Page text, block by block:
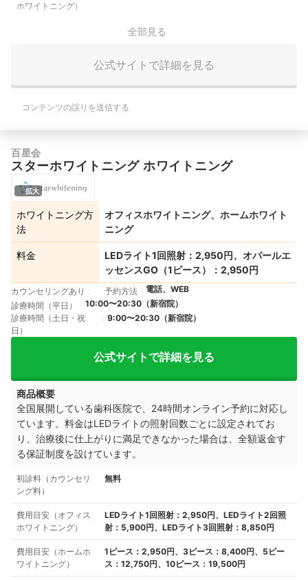
ホワイトニング）
全部見る
公式サイトで詳細を見る
コンテンツの誤りを送信する
百星会
スターホワイトニング ホワイトニング
拡大
ホワイトニング方
法
オフィスホワイトニング、ホームホワイト
ニング
料金
LEDライト1回照射：2,950円、オパールエ
ッセンスGO（1ピース）：2,950円
カウンセリングあり 予約方法
電話、WEB
診療時間（平日）
10:00〜20:30（新宿院）
診療時間（土日・祝
日）
9:00〜20:30（新宿院）
公式サイトで詳細を見る
商品概要
全国展開している歯科医院で、24時間オンライン予約に対応し
ています。料金はLEDライトの照射回数ごとに設定されてお
り、治療後に仕上がりに満足できなかった場合は、全額返金す
る保証制度を設けています。
初診料（カウンセリ
ング料）
無料
費用目安（オフィス
ホワイトニング）
LEDライト1回照射：2,950円、LEDライト2回照
射：5,900円、LEDライト3回照射：8,850円
費用目安（ホームホ
ワイトニング）
1ピース：2,950円、3ピース：8,400円、5ピー
ス：12,750円、10ピース：19,500円